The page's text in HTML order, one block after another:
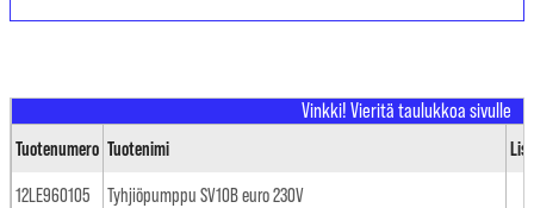
Tuotenumero Tuotenimi
12LE960105 Tyhjiöpumppu SV10B euro 230V